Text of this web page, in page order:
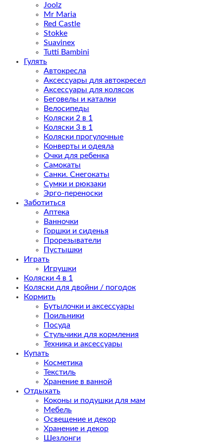
Joolz
Mr Maria
Red Castle
Stokke
Suavinex
Tutti Bambini
Гулять
Автокресла
Аксессуары для автокресел
Аксессуары для колясок
Беговелы и каталки
Велосипеды
Коляски 2 в 1
Коляски 3 в 1
Коляски прогулочные
Конверты и одеяла
Очки для ребенка
Самокаты
Санки. Снегокаты
Сумки и рюкзаки
Эрго-переноски
Заботиться
Аптека
Ванночки
Горшки и сиденья
Прорезыватели
Пустышки
Играть
Игрушки
Коляски 4 в 1
Коляски для двойни / погодок
Кормить
Бутылочки и аксессуары
Поильники
Посуда
Стульчики для кормления
Техника и аксессуары
Купать
Косметика
Текстиль
Хранение в ванной
Отдыхать
Коконы и подушки для мам
Мебель
Освещение и декор
Хранение и декор
Шезлонги